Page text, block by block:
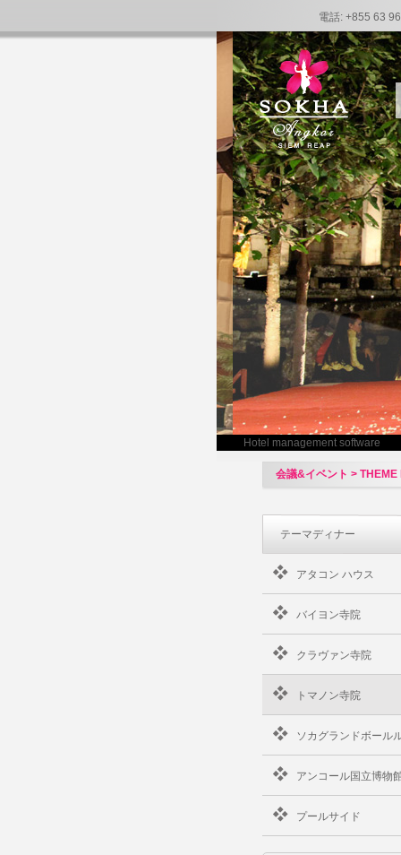
電話: +855 63
Hotel management software
会議&イベント >
テーマディナー
アタコン ハウス
バイヨン寺院
クラヴァン寺院
トマノン寺院
ソカグランドボール
アンコール国立博物
プールサイド